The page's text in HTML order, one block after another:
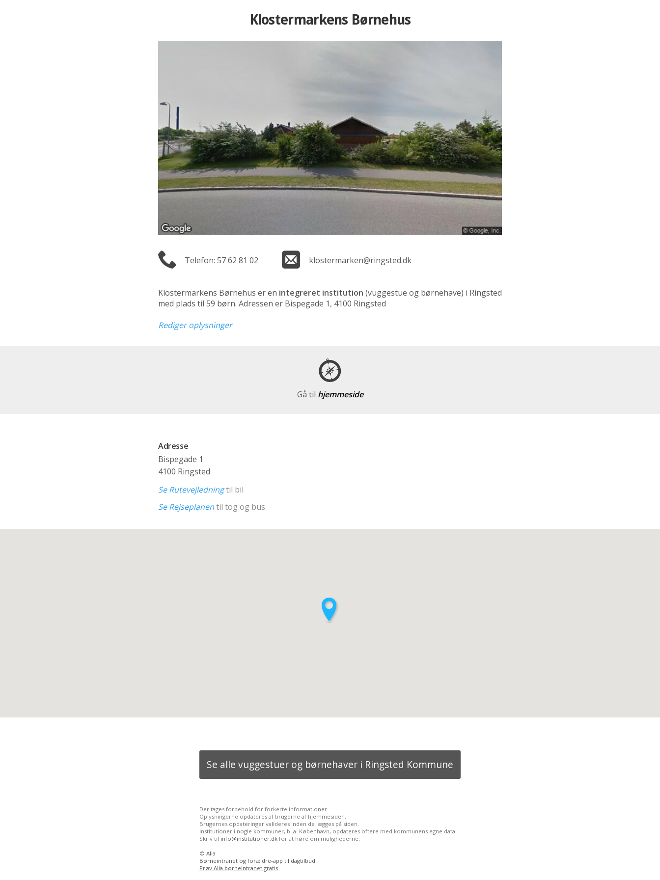
Klostermarkens Børnehus
Telefon: 57 62 81 02 klostermarken@ringsted.dk
Klostermarkens Børnehus er en integreret institution (vuggestue og børnehave) i Ringsted
med plads til 59 børn. Adressen er Bispegade 1, 4100 Ringsted
Rediger oplysninger
Gå til hjemmeside
Adresse
Bispegade 1
4100 Ringsted
Se Rutevejledningtil bil
Se Rejseplanentil tog og bus
Se alle vuggestuer og børnehaver i Ringsted Kommune
Der tages forbehold for forkerte informationer.
Oplysningerne opdateres af brugerne af hjemmesiden.
Brugernes opdateringer valideres inden de lægges på siden.
Institutioner i nogle kommuner, bl.a. København, opdateres oftere med kommunens egne data.
Skriv til info@institutioner.dkfor at høre om mulighederne.
© Alia
Børneintranet og forældre-app til dagtilbud.
Prøv Alia børneintranet gratis.